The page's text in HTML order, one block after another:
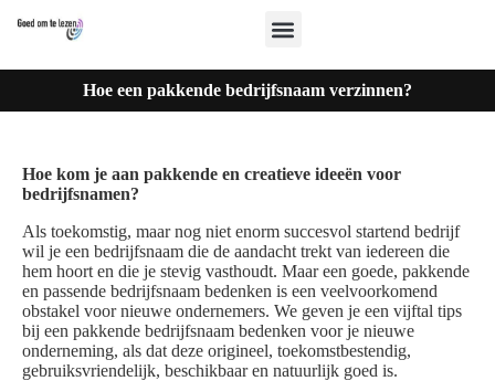
Hoe een pakkende bedrijfsnaam verzinnen?
Hoe kom je aan pakkende en creatieve ideeën voor
bedrijfsnamen?
Als toekomstig, maar nog niet enorm succesvol startend bedrijf
wil je een bedrijfsnaam die de aandacht trekt van iedereen die
hem hoort en die je stevig vasthoudt. Maar een goede, pakkende
en passende bedrijfsnaam bedenken is een veelvoorkomend
obstakel voor nieuwe ondernemers. We geven je een vijftal tips
bij een pakkende bedrijfsnaam bedenken voor je nieuwe
onderneming, als dat deze origineel, toekomstbestendig,
gebruiksvriendelijk, beschikbaar en natuurlijk goed is.